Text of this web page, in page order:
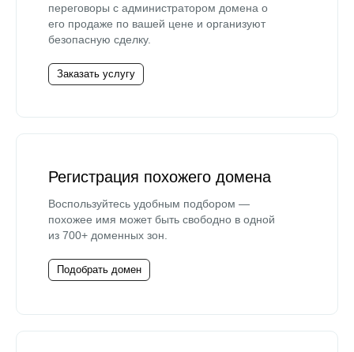
переговоры с администратором домена о
его продаже по вашей цене и организуют
безопасную сделку.
Заказать услугу
Регистрация похожего домена
Воспользуйтесь удобным подбором —
похожее имя может быть свободно в одной
из 700+ доменных зон.
Подобрать домен